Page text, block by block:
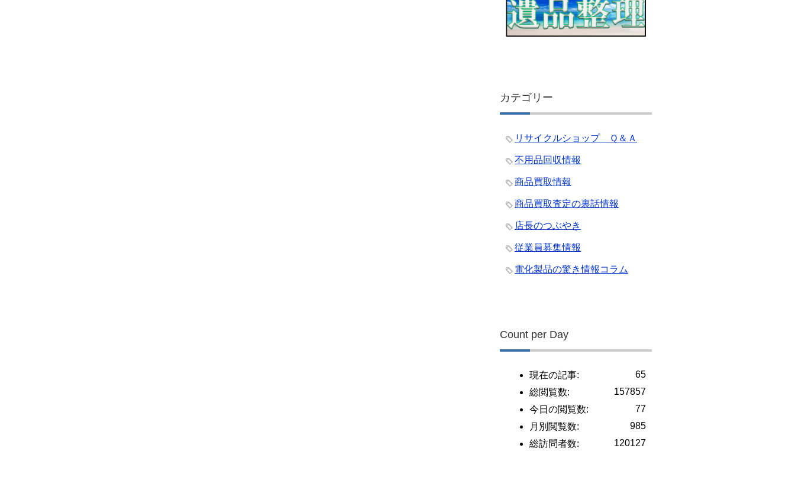
カテゴリー
リサイクルショップ Ｑ＆Ａ
不用品回収情報
商品買取情報
商品買取査定の裏話情報
店長のつぶやき
従業員募集情報
電化製品の驚き情報コラム
Count per Day
65
現在の記事:
157857
総閲覧数:
77
今日の閲覧数:
985
月別閲覧数:
120127
総訪問者数: